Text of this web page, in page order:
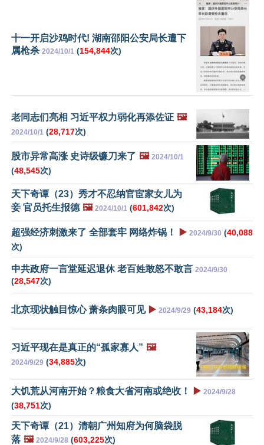
十一开启沙鸡时代! 湖南邵阳公安局长遭下
属枪杀 2024/10/1 (154,844次)
老同志们亮相 习近平权力弱化再添佐证 🖼️
2024/10/1 (28,717次)
股市异常高涨 史诗级镰刀来了 🖼️ 2024/10/1
(48,545次)
天下奇谭（23）秀才不忍纳官宦家女儿为
妾 官员托生报德 🖼️ 2024/10/1 (601,842次)
超强经济刺激来了 全部套牢 网络炸锅！ ▶️ 2024/9/30 (40,088
次)
中共政府一言堂延迟退休 老百姓敢怒不敢言 2024/9/30
(28,547次)
北京现状触目惊心 萧条肉眼可见 ▶️ 2024/9/29 (43,184次)
习近平现在是真正的“孤家寡人” 🖼️
2024/9/29 (34,885次)
大饥荒从河南开始？粮食大省河南或绝收！ ▶️ 2024/9/28
(38,751次)
天下奇谭（21）清朝广州知府为何脑袋脱
落 🖼️ 2024/9/28 (603,225次)